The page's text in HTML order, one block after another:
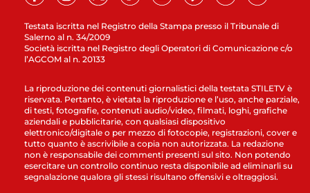
Testata iscritta nel Registro della Stampa presso il Tribunale di
Salerno al n. 34/2009
Società iscritta nel Registro degli Operatori di Comunicazione c/o
l’AGCOM al n. 20133
La riproduzione dei contenuti giornalistici della testata STILETV è
riservata. Pertanto, è vietata la riproduzione e l’uso, anche parziale,
di testi, fotografie, contenuti audio/video, filmati, loghi, grafiche
aziendali e pubblicitarie, con qualsiasi dispositivo
elettronico/digitale o per mezzo di fotocopie, registrazioni, cover e
tutto quanto è ascrivibile a copia non autorizzata. La redazione
non è responsabile dei commenti presenti sul sito. Non potendo
esercitare un controllo continuo resta disponibile ad eliminarli su
segnalazione qualora gli stessi risultano offensivi e oltraggiosi.